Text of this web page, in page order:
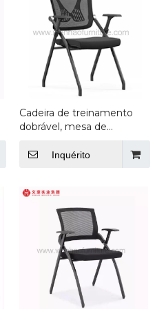
Cadeira de treinamento
dobrável, mesa de
computador e cadeiras de
aço, fornecimento de
Inquérito